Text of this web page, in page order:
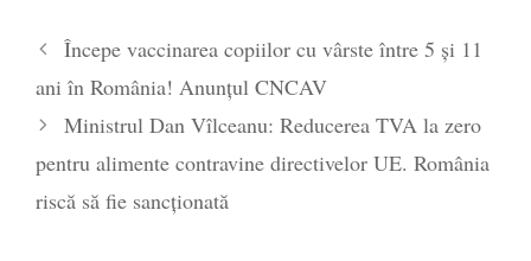
Începe vaccinarea copiilor cu vârste între 5 și 11
ani în România! Anunțul CNCAV
Ministrul Dan Vîlceanu: Reducerea TVA la zero
pentru alimente contravine directivelor UE. România
riscă să fie sancționată